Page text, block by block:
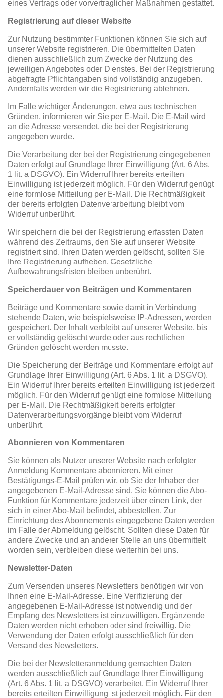
eines Vertrags oder vorvertraglicher Maßnahmen gestattet.
Registrierung auf dieser Website
Zur Nutzung bestimmter Funktionen können Sie sich auf
unserer Website registrieren. Die übermittelten Daten
dienen ausschließlich zum Zwecke der Nutzung des
jeweiligen Angebotes oder Dienstes. Bei der Registrierung
abgefragte Pflichtangaben sind vollständig anzugeben.
Andernfalls werden wir die Registrierung ablehnen.
Im Falle wichtiger Änderungen, etwa aus technischen
Gründen, informieren wir Sie per E-Mail. Die E-Mail wird
an die Adresse versendet, die bei der Registrierung
angegeben wurde.
Die Verarbeitung der bei der Registrierung eingegebenen
Daten erfolgt auf Grundlage Ihrer Einwilligung (Art. 6 Abs.
1 lit. a DSGVO). Ein Widerruf Ihrer bereits erteilten
Einwilligung ist jederzeit möglich. Für den Widerruf genügt
eine formlose Mitteilung per E-Mail. Die Rechtmäßigkeit
der bereits erfolgten Datenverarbeitung bleibt vom
Widerruf unberührt.
Wir speichern die bei der Registrierung erfassten Daten
während des Zeitraums, den Sie auf unserer Website
registriert sind. Ihren Daten werden gelöscht, sollten Sie
Ihre Registrierung aufheben. Gesetzliche
Aufbewahrungsfristen bleiben unberührt.
Speicherdauer von Beiträgen und Kommentaren
Beiträge und Kommentare sowie damit in Verbindung
stehende Daten, wie beispielsweise IP-Adressen, werden
gespeichert. Der Inhalt verbleibt auf unserer Website, bis
er vollständig gelöscht wurde oder aus rechtlichen
Gründen gelöscht werden musste.
Die Speicherung der Beiträge und Kommentare erfolgt auf
Grundlage Ihrer Einwilligung (Art. 6 Abs. 1 lit. a DSGVO).
Ein Widerruf Ihrer bereits erteilten Einwilligung ist jederzeit
möglich. Für den Widerruf genügt eine formlose Mitteilung
per E-Mail. Die Rechtmäßigkeit bereits erfolgter
Datenverarbeitungsvorgänge bleibt vom Widerruf
unberührt.
Abonnieren von Kommentaren
Sie können als Nutzer unserer Website nach erfolgter
Anmeldung Kommentare abonnieren. Mit einer
Bestätigungs-E-Mail prüfen wir, ob Sie der Inhaber der
angegebenen E-Mail-Adresse sind. Sie können die Abo-
Funktion für Kommentare jederzeit über einen Link, der
sich in einer Abo-Mail befindet, abbestellen. Zur
Einrichtung des Abonnements eingegebene Daten werden
im Falle der Abmeldung gelöscht. Sollten diese Daten für
andere Zwecke und an anderer Stelle an uns übermittelt
worden sein, verbleiben diese weiterhin bei uns.
Newsletter-Daten
Zum Versenden unseres Newsletters benötigen wir von
Ihnen eine E-Mail-Adresse. Eine Verifizierung der
angegebenen E-Mail-Adresse ist notwendig und der
Empfang des Newsletters ist einzuwilligen. Ergänzende
Daten werden nicht erhoben oder sind freiwillig. Die
Verwendung der Daten erfolgt ausschließlich für den
Versand des Newsletters.
Die bei der Newsletteranmeldung gemachten Daten
werden ausschließlich auf Grundlage Ihrer Einwilligung
(Art. 6 Abs. 1 lit. a DSGVO) verarbeitet. Ein Widerruf Ihrer
bereits erteilten Einwilligung ist jederzeit möglich. Für den